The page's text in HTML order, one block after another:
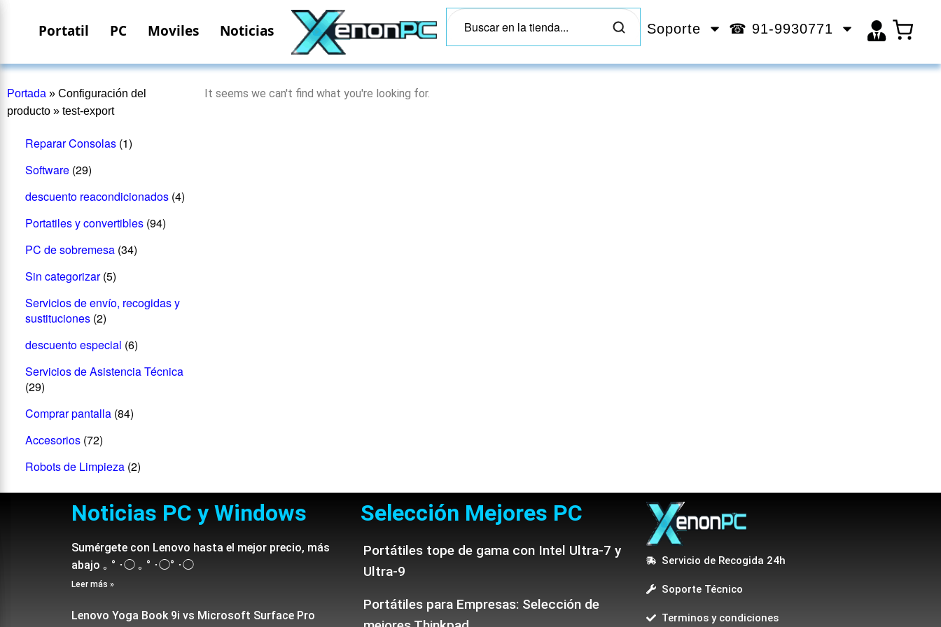
Portatil PC Moviles Noticias Soporte ☎ 91-9930771
Portada » Configuración del
producto » test-export
Reparar Consolas (1)
Software (29)
descuento reacondicionados (4)
Portatiles y convertibles (94)
PC de sobremesa (34)
Sin categorizar (5)
Servicios de envío, recogidas y
sustituciones (2)
descuento especial (6)
Servicios de Asistencia Técnica
(29)
Comprar pantalla (84)
Accesorios (72)
Robots de Limpieza (2)
It seems we can't find what you're looking for.
Noticias PC y Windows
Sumérgete con Lenovo hasta el mejor precio, más
abajo ｡ ° ･◯ ｡ ° ･◯° ･◯
Leer más »
Lenovo Yoga Book 9i vs Microsoft Surface Pro
Selección Mejores PC
Portátiles tope de gama con Intel Ultra-7 y
Ultra-9
Portátiles para Empresas: Selección de
Servicio de Recogida 24h
Soporte Técnico
Terminos y condiciones